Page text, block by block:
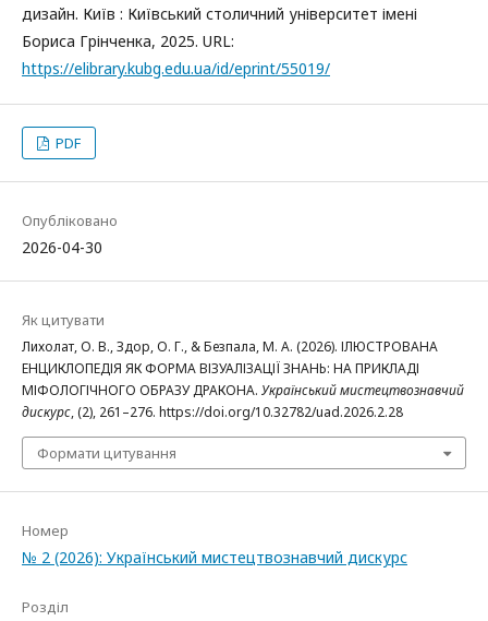
дизайн. Київ : Київський столичний університет імені
Бориса Грінченка, 2025. URL:
https://elibrary.kubg.edu.ua/id/eprint/55019/
PDF
Опубліковано
2026-04-30
Як цитувати
Лихолат, О. В., Здор, О. Г., & Безпала, М. А. (2026). ІЛЮСТРОВАНА
ЕНЦИКЛОПЕДІЯ ЯК ФОРМА ВІЗУАЛІЗАЦІЇ ЗНАНЬ: НА ПРИКЛАДІ
МІФОЛОГІЧНОГО ОБРАЗУ ДРАКОНА. Український мистецтвознавчий
дискурс, (2), 261–276. https://doi.org/10.32782/uad.2026.2.28
Формати цитування
Номер
№ 2 (2026): Український мистецтвознавчий дискурс
Розділ